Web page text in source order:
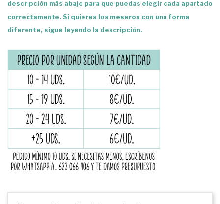
descripción más abajo para que puedas elegir cada apartado
correctamente. Si quieres los meseros con una forma
diferente, sigue leyendo la descripción.